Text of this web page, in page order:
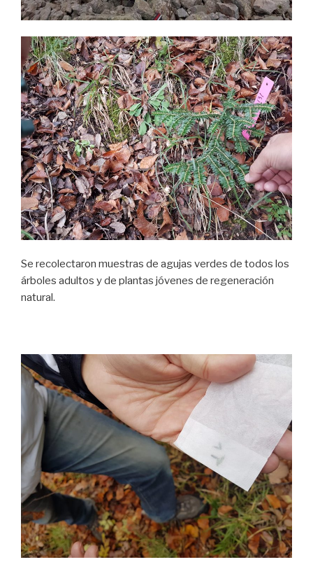
Se recolectaron muestras de agujas verdes de todos los
árboles adultos y de plantas jóvenes de regeneración
natural.